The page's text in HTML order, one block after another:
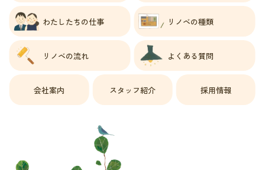
わたしたちの仕事 リノベの種類
リノベの流れ よくある質問
会社案内 スタッフ紹介 採用情報